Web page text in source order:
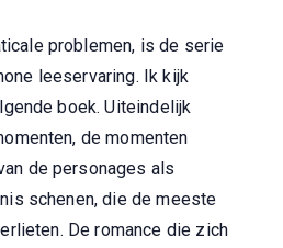
problemen, is de serie
leeservaring. Ik kijk
boek. Uiteindelijk
de momenten
de personages als
schenen, die de meeste
De romance die zich